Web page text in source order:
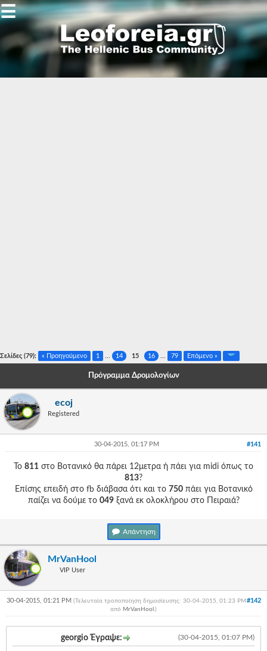
Gallery
-
-
-
-
-
-
σου,
Επισκέπτη!
Σύνδεση
☰
Σελίδες (79): « Προηγούμενο 1 14 15 16 79 Επόμενο »
Πρόγραμμα Δρομολογίων
ecoj
Registered
#141
30-04-2015, 01:17 PM
Το 811 στο Βοτανικό θα πάρει 12μετρα ή πάει για midi όπως το
813?
Επίσης επειδή στο fb διάβασα ότι και το 750πάει για Βοτανικό
παίζει να δούμε το 049ξανά εκ ολοκλήρου στο Πειραιά?
Απάντηση
MrVanHool
VIP User
#142
30-04-2015, 01:21 PM (Τελευταία τροποποίηση δημοσίευσης: 30-04-2015, 01:23 PM
από MrVanHool .)
(30-04-2015, 01:07 PM)
georgio Έγραψε: